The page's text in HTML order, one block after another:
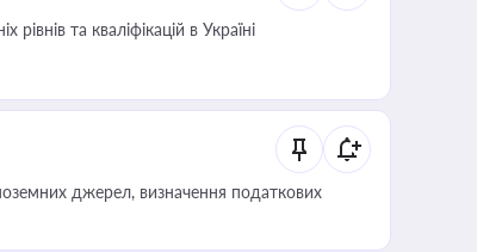
та кваліфікацій в Україні
джерел, визначення податкових